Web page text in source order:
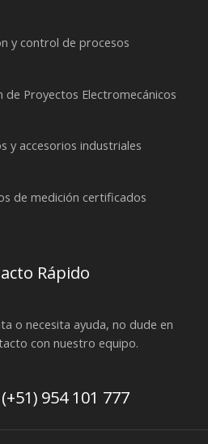
y control de procesos
de Proyectos Electromecánicos
y accesorios industriales
de medición certificados
Rápido
o necesita ayuda, no dude en
con nuestro equipo.
954 101 777